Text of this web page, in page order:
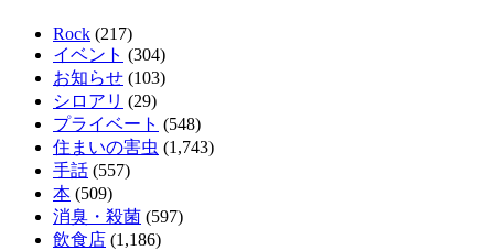
Rock (217)
イベント (304)
お知らせ (103)
シロアリ (29)
プライベート (548)
住まいの害虫 (1,743)
手話 (557)
本 (509)
消臭・殺菌 (597)
飲食店 (1,186)